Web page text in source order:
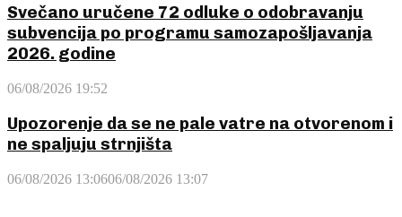
Svečano uručene 72 odluke o odobravanju
subvencija po programu samozapošljavanja
2026. godine
06/08/2026 19:52
Upozorenje da se ne pale vatre na otvorenom i
ne spaljuju strnjišta
06/08/2026 13:0606/08/2026 13:07